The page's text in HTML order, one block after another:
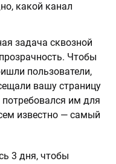
какой канал
задача сквозной
Чтобы
пользователи,
вашу страницу
им для
известно — самый
3 дня, чтобы